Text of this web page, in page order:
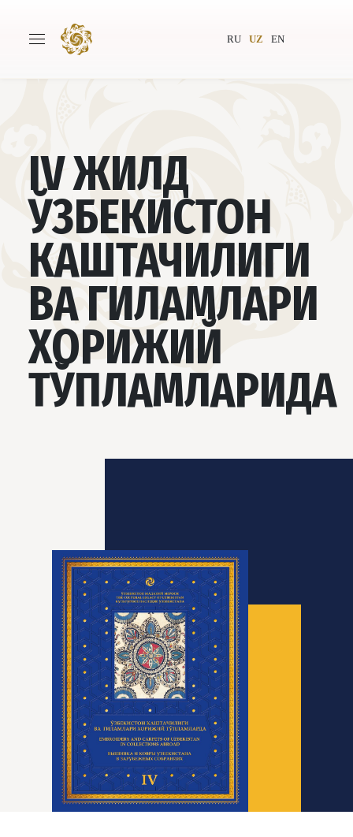
RU UZ EN
Муаллифлар
Нашриёт Янгиликлар
Лойиҳалар
IV ЖИЛД
ЎЗБЕКИСТОН
КАШТАЧИЛИГИ
ВА ГИЛАМЛАРИ
ХОРИЖИЙ
ТЎПЛАМЛАРИДА